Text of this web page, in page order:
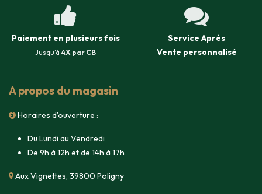
Paiement en plusieurs fois
Jusqu'à 4X par CB
Service Après
Vente personnalisé
A propos du magasin
Horaires d'ouverture :
Du Lundi au Vendredi
De 9h à 12h et de 14h à 17h
Aux Vignettes, 39800 Poligny